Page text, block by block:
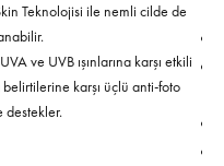
Teknolojisi ile nemli cilde de
ve UVB ışınlarına karşı etkili
karşı üçlü anti-foto
destekler.